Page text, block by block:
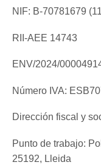
NIF: B-70781679 (
RII-AEE 14743
ENV/2024/
Número IVA:
Dirección fiscal y
Punto de trabajo:
25192, Lleida